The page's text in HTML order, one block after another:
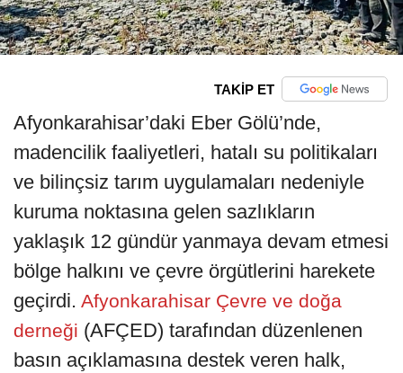
TAKİP ET
Afyonkarahisar’daki Eber Gölü’nde,
madencilik faaliyetleri, hatalı su politikaları
ve bilinçsiz tarım uygulamaları nedeniyle
kuruma noktasına gelen sazlıkların
yaklaşık 12 gündür yanmaya devam etmesi
bölge halkını ve çevre örgütlerini harekete
geçirdi. Afyonkarahisar Çevre ve doğa
derneği (AFÇED) tarafından düzenlenen
basın açıklamasına destek veren halk,